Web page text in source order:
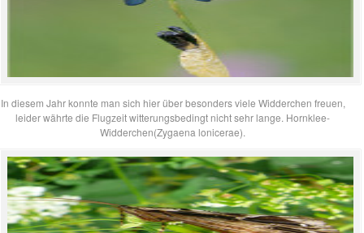
In diesem Jahr konnte man sich hier über besonders viele Widderchen freuen,
leider währte die Flugzeit witterungsbedingt nicht sehr lange. Hornklee-
Widderchen(Zygaena lonicerae).